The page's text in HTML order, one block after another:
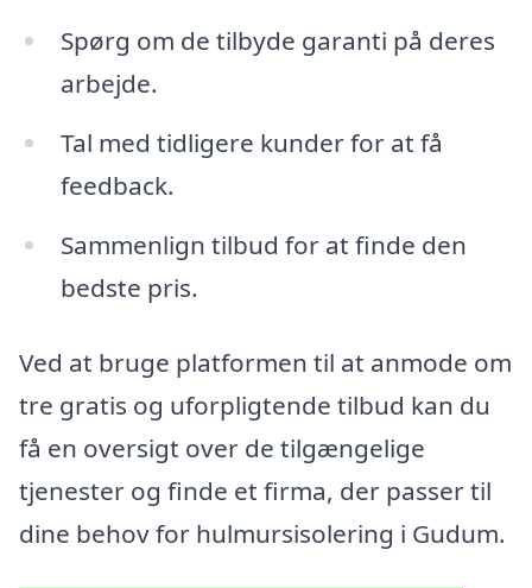
Spørg om de tilbyde garanti på deres
arbejde.
Tal med tidligere kunder for at få
feedback.
Sammenlign tilbud for at finde den
bedste pris.
Ved at bruge platformen til at anmode om
tre gratis og uforpligtende tilbud kan du
få en oversigt over de tilgængelige
tjenester og finde et firma, der passer til
dine behov for hulmursisolering i Gudum.